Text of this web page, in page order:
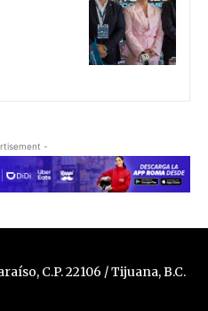
-
C.P. 22106 / Tijuana, B.C.